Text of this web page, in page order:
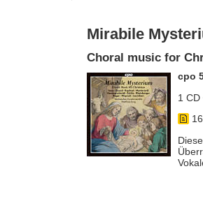
Mirabile
Choral music for
cpo
1 CD